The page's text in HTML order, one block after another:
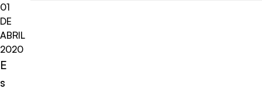
01
DE
ABRIL
2020
E
s